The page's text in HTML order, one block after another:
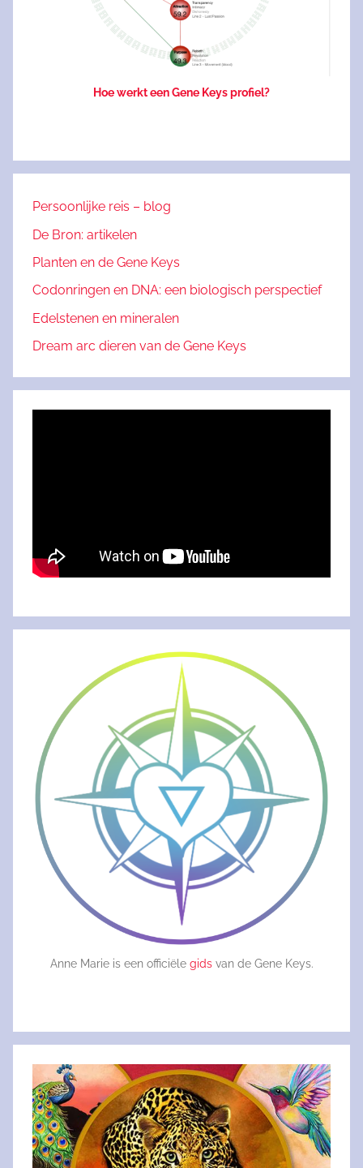
Hoe werkt een Gene Keys profiel?
Persoonlijke reis – blog
De Bron: artikelen
Planten en de Gene Keys
Codonringen en DNA: een biologisch perspectief
Edelstenen en mineralen
Dream arc dieren van de Gene Keys
Anne Marie is een officiële gidsvan de Gene Keys.